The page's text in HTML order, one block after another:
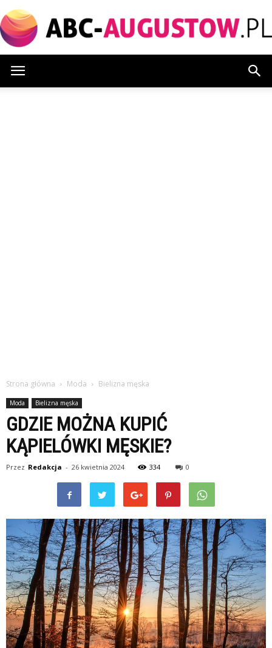
Strona główna Moda Bielizna męska
Moda Bielizna męska
GDZIE MOŻNA KUPIĆ
KĄPIELÓWKI MĘSKIE?
Przez Redakcja - 26 kwietnia 2024 334 0